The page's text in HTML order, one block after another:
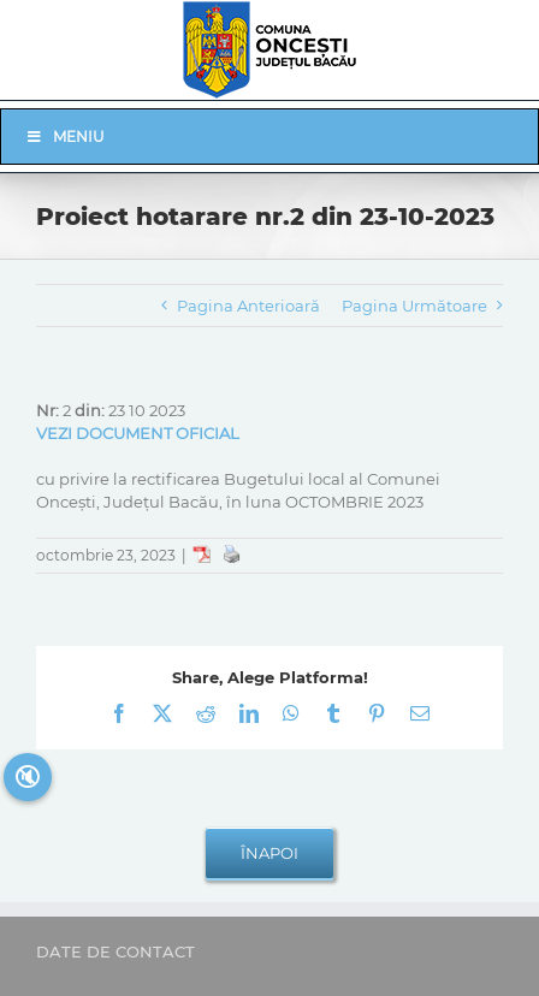
Navigation
MENIU
Proiect hotarare nr.2 din 23-10-2023
Pagina Anterioară Pagina Următoare
Nr:2din:23 10 2023
VEZI DOCUMENT OFICIAL
cu privire la rectificarea Bugetului local al Comunei
Oncești, Județul Bacău, în luna OCTOMBRIE 2023
octombrie 23, 2023
Share, Alege Platforma!
Facebook
RedditLinkedInWhatsApp
Tumblr Pinterest
E-
DATE DE CONTACT
🔇